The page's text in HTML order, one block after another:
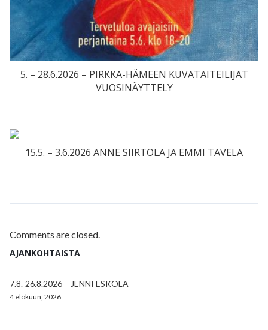
5. – 28.6.2026 – PIRKKA-HÄMEEN KUVATAITEILIJAT
VUOSINÄYTTELY
15.5. – 3.6.2026 ANNE SIIRTOLA JA EMMI TAVELA
Comments are closed.
AJANKOHTAISTA
7.8.-26.8.2026 – JENNI ESKOLA
4 elokuun, 2026